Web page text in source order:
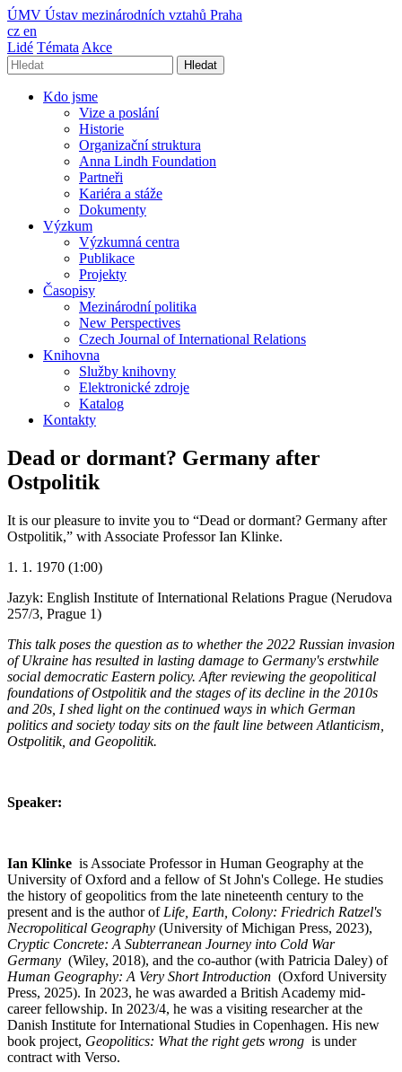
ÚMV Ústav mezinárodních vztahů Praha
cz en
Lidé Témata Akce
Hledat
Kdo jsme
Vize a poslání
Historie
Organizační struktura
Anna Lindh Foundation
Partneři
Kariéra a stáže
Dokumenty
Výzkum
Výzkumná centra
Publikace
Projekty
Časopisy
Mezinárodní politika
New Perspectives
Czech Journal of International Relations
Knihovna
Služby knihovny
Elektronické zdroje
Katalog
Kontakty
Dead or dormant? Germany after
Ostpolitik
It is our pleasure to invite you to “Dead or dormant? Germany after
Ostpolitik,” with Associate Professor Ian Klinke.
1. 1. 1970 (1:00)
Jazyk: English Institute of International Relations Prague (Nerudova
257/3, Prague 1)
This talk poses the question as to whether the 2022 Russian invasion
of Ukraine has resulted in lasting damage to Germany's erstwhile
social democratic Eastern policy. After reviewing the geopolitical
foundations of Ostpolitik and the stages of its decline in the 2010s
and 20s, I shed light on the continued ways in which German
politics and society today sits on the fault line between Atlanticism,
Ostpolitik, and Geopolitik.
Speaker:
Ian Klinke is Associate Professor in Human Geography at the
University of Oxford and a fellow of St John's College. He studies
the history of geopolitics from the late nineteenth century to the
present and is the author of Life, Earth, Colony: Friedrich Ratzel's
Necropolitical Geography (University of Michigan Press, 2023),
Cryptic Concrete: A Subterranean Journey into Cold War
Germany (Wiley, 2018), and the co-author (with Patricia Daley) of
Human Geography: A Very Short Introduction (Oxford University
Press, 2025). In 2023, he was awarded a British Academy mid-
career fellowship. In 2023/4, he was a visiting researcher at the
Danish Institute for International Studies in Copenhagen. His new
book project, Geopolitics: What the right gets wrong is under
contract with Verso.